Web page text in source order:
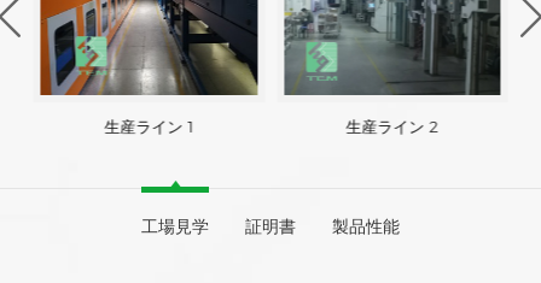
生産ライン 1 生産ライン 2
工場見学 証明書 製品性能